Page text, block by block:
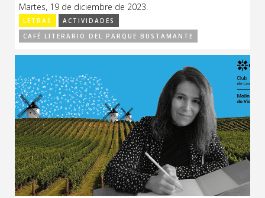
Martes, 19 de diciembre de 2023.
LETRAS
ACTIVIDADES
CAFÉ LITERARIO DEL PARQUE BUSTAMANTE